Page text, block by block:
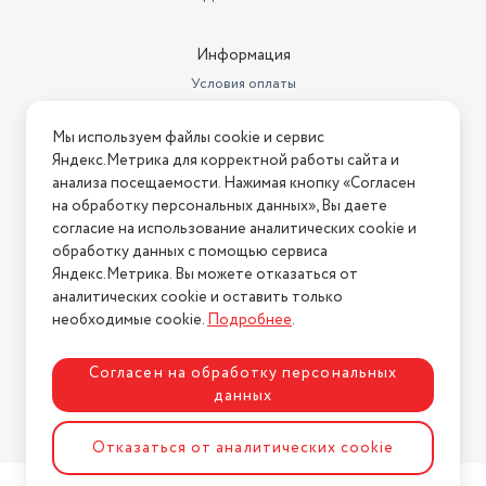
Тип элементов питания
свой собственный
Разъем для зарядки
USB Type-C
Суммарная мощность
4.2 Вт
Время зарядки (ч)
150 минут зарядки хватает на 5
часов работы
Мощность фронтальных
Количество элементов
питания
1
Информация
Условия оплаты
Условия возврата
Нашли ошибку на сайте? Напишите нам
2026 © Интернет-магазин "АстМаркет". У нас есть всё!
Политика конфиденциальности
Разработка сайтаASTDESIGN
Мы используем файлы cookie и сервис
Яндекс.Метрика для корректной работы сайта и
анализа посещаемости. Нажимая кнопку «Согласен
на обработку персональных данных», Вы даете
согласие на использование аналитических cookie и
обработку данных с помощью сервиса
Яндекс.Метрика. Вы можете отказаться от
аналитических cookie и оставить только
необходимые cookie.Подробнее.
Согласен на обработку персональных
данных
Отказаться от аналитических cookie